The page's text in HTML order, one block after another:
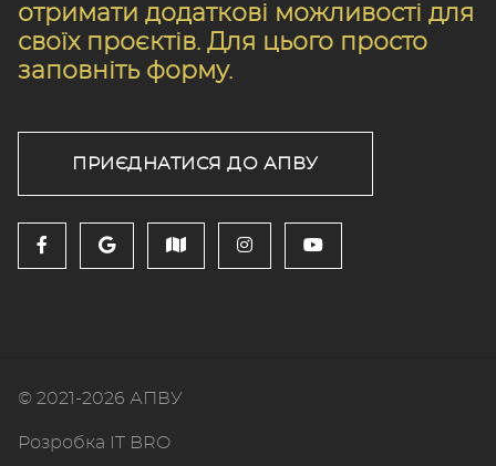
отримати додаткові можливості для
своїх проєктів. Для цього просто
заповніть форму.
ПРИЄДНАТИСЯ ДО АПВУ
© 2021-2026 АПВУ
Розробка IT BRO